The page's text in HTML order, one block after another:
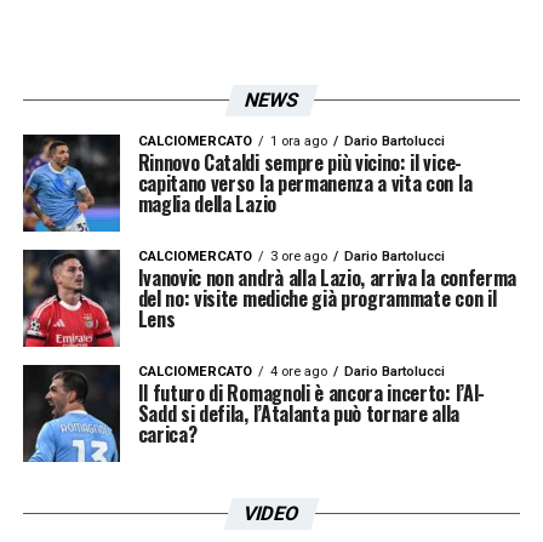
biancocelesti di di Cristiano Lombardi
sconfitta stagionale. La Roma terza in
classifica con 20 lunghezze vuole staccare i
biancocelesti, dietro di soli tre punti.
Sosta di campionato per l`Under 17. I
ragazzi di mister Ledesma ritornano in
campo nel prossimo weekend.
Il programma nel dettaglio:
NEWS
CALCIOMERCATO 1 ora ago Dario Bartolucci
Rinnovo Cataldi sempre più vicino: il vice-
capitano verso la permanenza a vita con la
maglia della Lazio
CALCIOMERCATO 3 ore ago Dario Bartolucci
Ivanovic non andrà alla Lazio, arriva la conferma
del no: visite mediche già programmate con il
Lens
CALCIOMERCATO 4 ore ago Dario Bartolucci
Il futuro di Romagnoli è ancora incerto: l’Al-
Sadd si defila, l’Atalanta può tornare alla
carica?
VIDEO